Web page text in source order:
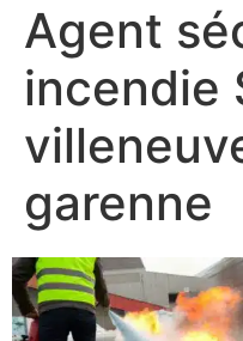
Agent
incendie
garenne